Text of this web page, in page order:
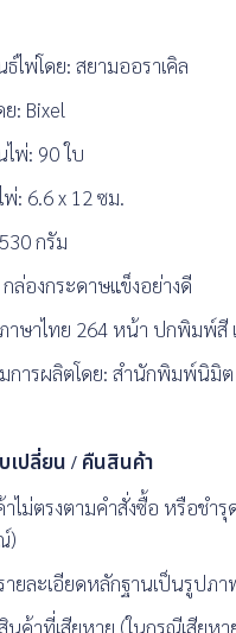
พ่โดย: สยามออราเคิล
Bixel
: 90 ใบ
6.6 x 12 ซม.
กรัม
องกระดาษแข็งอย่างดี
าไทย 264 หน้า ปกพิมพ์สี
รผลิตโดย: สำนักพิมพ์นิมิต
เปลี่ยน / คืนสินค้า
ไม่ตรงตามคำสั่งซื้อ หรือชำ
)
ยละเอียดหลักฐานเป็นรูปภ
นค้าที่เสียหาย (ในกรณีเสียห